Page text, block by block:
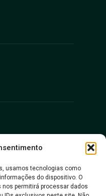
usamos tecnologias como
do dispositivo. O
permitirá processar dados